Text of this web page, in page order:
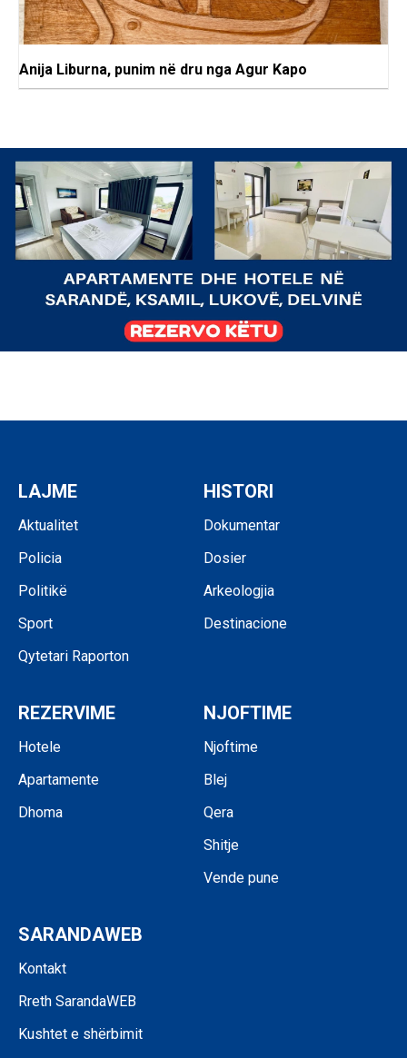
Anija Liburna, punim në dru nga Agur Kapo
LAJME
Aktualitet
Policia
Politikë
Sport
Qytetari Raporton
HISTORI
Dokumentar
Dosier
Arkeologjia
Destinacione
REZERVIME
Hotele
Apartamente
Dhoma
NJOFTIME
Njoftime
Blej
Qera
Shitje
Vende pune
SARANDAWEB
Kontakt
Rreth SarandaWEB
Kushtet e shërbimit